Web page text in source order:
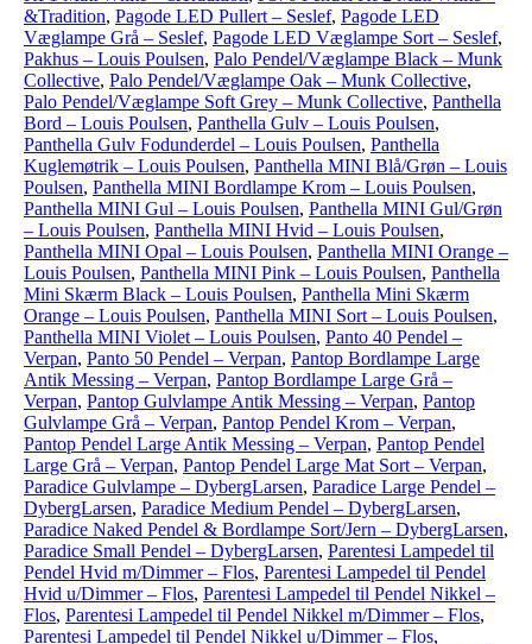
&Tradition, Pagode LED Pullert – Seslef, Pagode LED
Væglampe Grå – Seslef, Pagode LED Væglampe Sort – Seslef,
Pakhus – Louis Poulsen, Palo Pendel/Væglampe Black – Munk
Collective, Palo Pendel/Væglampe Oak – Munk Collective,
Palo Pendel/Væglampe Soft Grey – Munk Collective, Panthella
Bord – Louis Poulsen, Panthella Gulv – Louis Poulsen,
Panthella Gulv Fodunderdel – Louis Poulsen, Panthella
Kuglemøtrik – Louis Poulsen, Panthella MINI Blå/Grøn – Louis
Poulsen, Panthella MINI Bordlampe Krom – Louis Poulsen,
Panthella MINI Gul – Louis Poulsen, Panthella MINI Gul/Grøn
– Louis Poulsen, Panthella MINI Hvid – Louis Poulsen,
Panthella MINI Opal – Louis Poulsen, Panthella MINI Orange –
Louis Poulsen, Panthella MINI Pink – Louis Poulsen, Panthella
Mini Skærm Black – Louis Poulsen, Panthella Mini Skærm
Orange – Louis Poulsen, Panthella MINI Sort – Louis Poulsen,
Panthella MINI Violet – Louis Poulsen, Panto 40 Pendel –
Verpan, Panto 50 Pendel – Verpan, Pantop Bordlampe Large
Antik Messing – Verpan, Pantop Bordlampe Large Grå –
Verpan, Pantop Gulvlampe Antik Messing – Verpan, Pantop
Gulvlampe Grå – Verpan, Pantop Pendel Krom – Verpan,
Pantop Pendel Large Antik Messing – Verpan, Pantop Pendel
Large Grå – Verpan, Pantop Pendel Large Mat Sort – Verpan,
Paradice Gulvlampe – DybergLarsen, Paradice Large Pendel –
DybergLarsen, Paradice Medium Pendel – DybergLarsen,
Paradice Naked Pendel & Bordlampe Sort/Jern – DybergLarsen,
Paradice Small Pendel – DybergLarsen, Parentesi Lampedel til
Pendel Hvid m/Dimmer – Flos, Parentesi Lampedel til Pendel
Hvid u/Dimmer – Flos, Parentesi Lampedel til Pendel Nikkel –
Flos, Parentesi Lampedel til Pendel Nikkel m/Dimmer – Flos,
Parentesi Lampedel til Pendel Nikkel u/Dimmer – Flos,